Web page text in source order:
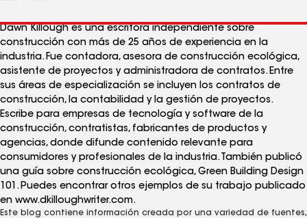
Dawn Killough es una escritora independiente sobre
construcción con más de 25 años de experiencia en la
industria. Fue contadora, asesora de construcción ecológica,
asistente de proyectos y administradora de contratos. Entre
sus áreas de especialización se incluyen los contratos de
construcción, la contabilidad y la gestión de proyectos.
Escribe para empresas de tecnología y software de la
construcción, contratistas, fabricantes de productos y
agencias, donde difunde contenido relevante para
consumidores y profesionales de la industria. También publicó
una guía sobre construcción ecológica, Green Building Design
101. Puedes encontrar otros ejemplos de su trabajo publicado
en www.dkilloughwriter.com.
Este blog contiene información creada por una variedad de fuentes,